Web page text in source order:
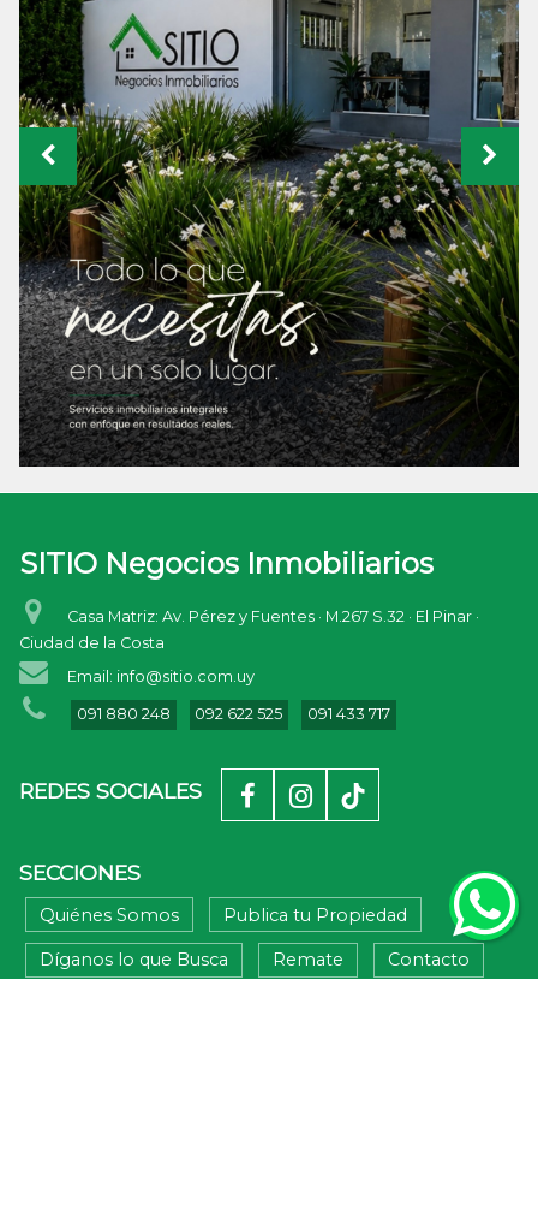
SITIO Negocios Inmobiliarios
Casa Matriz: Av. Pérez y Fuentes · M.267 S.32 · El Pinar ·
Ciudad de la Costa
Email: info@sitio.com.uy
091 880 248 092 622 525 091 433 717
REDES SOCIALES
SECCIONES
Quiénes Somos Publica tu Propiedad
Díganos lo que Busca Remate Contacto